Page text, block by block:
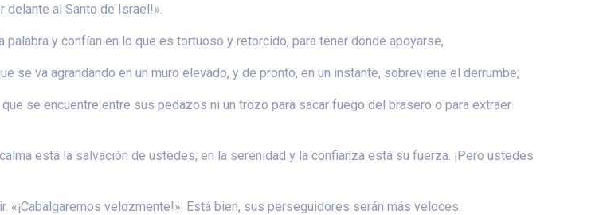
delante al Santo de Israel!».
y confían en lo que es tortuoso y retorcido, para tener donde apoyarse,
se va agrandando en un muro elevado, y de pronto, en un instante, sobreviene el derrumbe;
se encuentre entre sus pedazos ni un trozo para sacar fuego del brasero o para extraer
está la salvación de ustedes; en la serenidad y la confianza está su fuerza. ¡Pero ustedes
«¡Cabalgaremos velozmente!». Está bien, sus perseguidores serán más veloces.